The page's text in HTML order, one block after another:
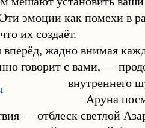
эмоции как помехи в
их создаёт.
жадно внимая
говорит с вами, —
внутреннего
Аруна
— отблеск светлой